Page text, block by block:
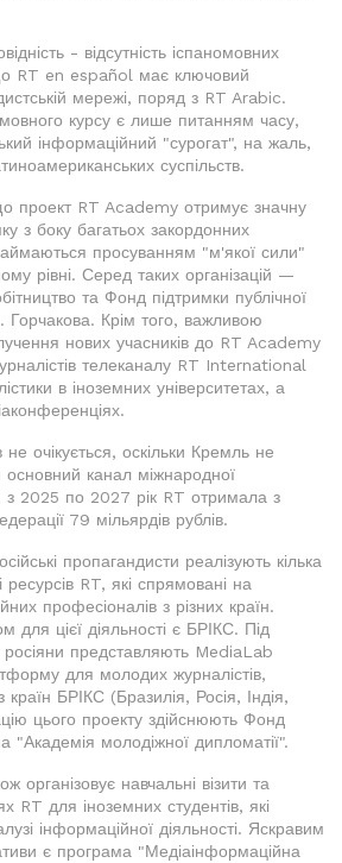
- відсутність іспаномовних
RT en español має ключовий
мережі, поряд з RT Arabic.
курсу є лише питанням часу,
інформаційний "сурогат", на жаль,
суспільств.
проект RT Academy отримує значну
з боку багатьох закордонних
займаються просуванням "м'якої сили"
рівні. Серед таких організацій —
та Фонд підтримки публічної
Горчакова. Крім того, важливою
нових учасників до RT Academy
телеканалу RT International
в іноземних університетах, а
очікується, оскільки Кремль не
основний канал міжнародної
з 2025 по 2027 рік RT отримала з
79 мільярдів рублів.
пропагандисти реалізують кілька
ресурсів RT, які спрямовані на
професіоналів з різних країн.
для цієї діяльності є БРІКС. Під
росіяни представляють MediaLab
для молодих журналістів,
країн БРІКС (Бразилія, Росія, Індія,
цього проекту здійснюють Фонд
"Академія молодіжної дипломатії".
організовує навчальні візити та
RT для іноземних студентів, які
інформаційної діяльності. Яскравим
є програма "Медіаінформаційна